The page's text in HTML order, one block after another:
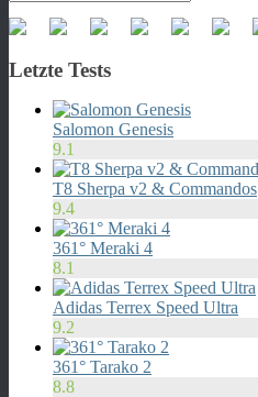
Letzte Tests
Salomon Genesis
9.1
T8 Sherpa v2 & Commandos
9.4
361° Meraki 4
8.1
Adidas Terrex Speed Ultra
9.2
361° Tarako 2
8.8